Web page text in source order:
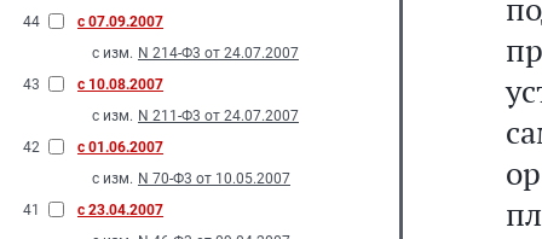
44
с 07.09.2007
с изм. N 214-Ф3 от 24.07.2007
43
с 10.08.2007
с изм. N 211-Ф3 от 24.07.2007
42
с 01.06.2007
с изм. N 70-Ф3 от 10.05.2007
41
с 23.04.2007